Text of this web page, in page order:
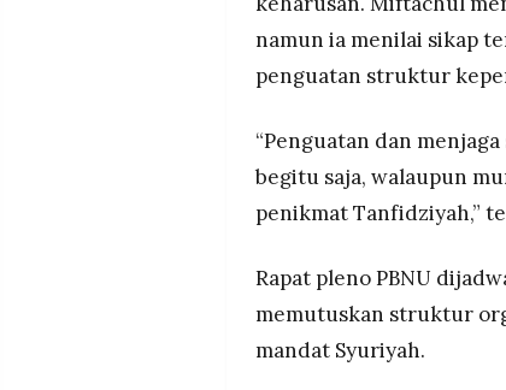
namun ia menilai sikap
penguatan struktur
“Penguatan dan
begitu saja, walaupun
penikmat Tanfidziyah,”
Rapat pleno PBNU
memutuskan struktur
mandat Syuriyah.